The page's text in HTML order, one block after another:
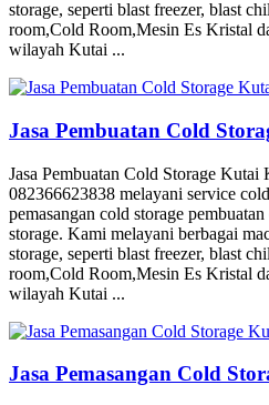
storage, seperti blast freezer, blast
room,Cold Room,Mesin Es Kristal
wilayah Kutai ...
Jasa Pembuatan Cold
Jasa Pembuatan Cold Storage
082366623838 melayani service
pemasangan cold storage
storage. Kami melayani berbagai
storage, seperti blast freezer, blast
room,Cold Room,Mesin Es Kristal
wilayah Kutai ...
Jasa Pemasangan Cold